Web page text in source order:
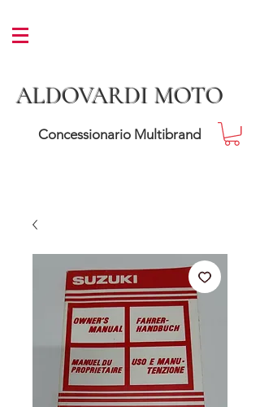
ALDOVARDI MOTO
Concessionario Multibrand